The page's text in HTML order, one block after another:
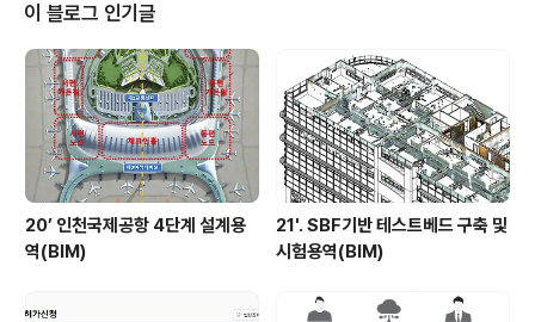
이 블로그 인기글
20’ 인천국제공항 4단계 설계용
역(BIM)
21'. SBF기반 테스트베드 구축 및
시험용역(BIM)